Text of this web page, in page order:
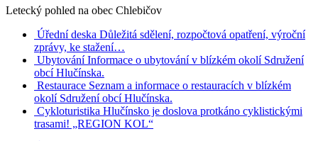
Letecký pohled na obec Chlebičov
Úřední deska Důležitá sdělení, rozpočtová opatření, výroční
zprávy, ke stažení…
Ubytování Informace o ubytování v blízkém okolí Sdružení
obcí Hlučínska.
Restaurace Seznam a informace o restauracích v blízkém
okolí Sdružení obcí Hlučínska.
Cykloturistika Hlučínsko je doslova protkáno cyklistickými
trasami! „REGION KOL“